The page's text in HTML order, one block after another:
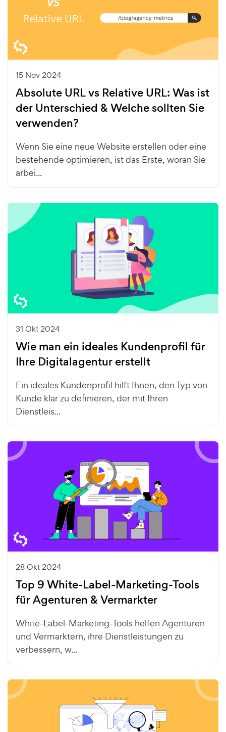
15 Nov 2024
Absolute URL vs Relative URL: Was ist
der Unterschied & Welche sollten Sie
verwenden?
Wenn Sie eine neue Website erstellen oder eine
bestehende optimieren, ist das Erste, woran Sie
arbei...
31 Okt 2024
Wie man ein ideales Kundenprofil für
Ihre Digitalagentur erstellt
Ein ideales Kundenprofil hilft Ihnen, den Typ von
Kunde klar zu definieren, der mit Ihren
Dienstleis...
28 Okt 2024
Top 9 White-Label-Marketing-Tools
für Agenturen & Vermarkter
White-Label-Marketing-Tools helfen Agenturen
und Vermarktern, ihre Dienstleistungen zu
verbessern, w...